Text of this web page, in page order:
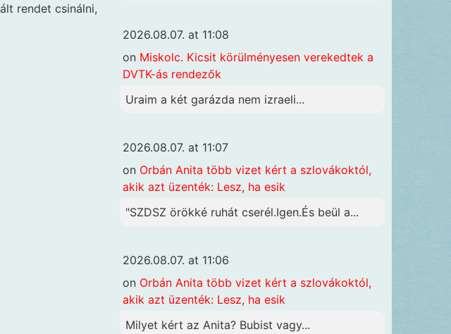
rendet csinálni,
2026.08.07. at 11:08
on Miskolc. Kicsit körülményesen verekedtek a
DVTK-ás rendezők
Uraim a két garázda nem izraeli...
2026.08.07. at 11:07
on Orbán Anita több vizet kért a szlovákoktól,
akik azt üzenték: Lesz, ha esik
"SZDSZ örökké ruhát cserél.Igen.És beül a...
2026.08.07. at 11:06
on Orbán Anita több vizet kért a szlovákoktól,
akik azt üzenték: Lesz, ha esik
Milyet kért az Anita? Bubist vagy...